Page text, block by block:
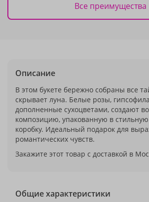
Все преимущества
Описание
В этом букете бережно собраны все
скрывает луна. Белые розы,
дополненные сухоцветами, создают
композицию, упакованную в
коробку. Идеальный подарок для
романтических чувств.
Закажите этот товар с доставкой в
Общие характеристики